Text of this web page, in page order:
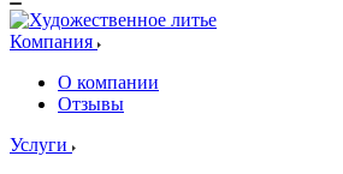
Компания
О компании
Отзывы
Услуги